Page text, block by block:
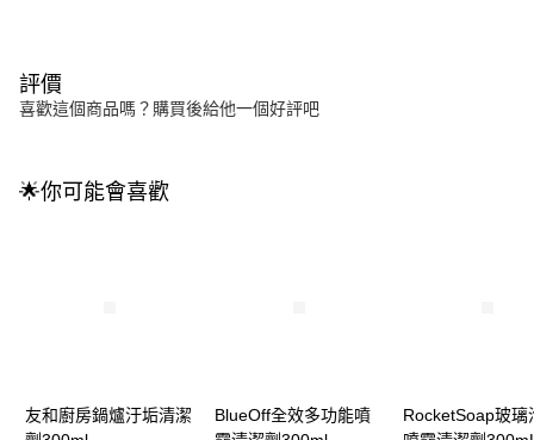
評價
喜歡這個商品嗎？購買後給他一個好評吧
🌟你可能會喜歡
友和廚房鍋爐汙垢清潔
BlueOff全效多功能噴
RocketSoap玻璃